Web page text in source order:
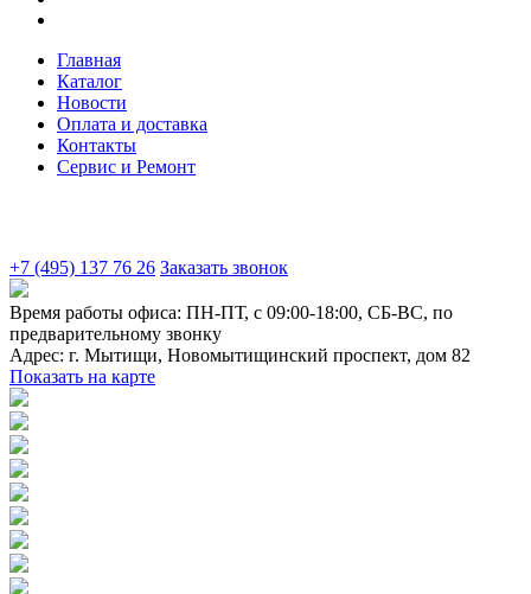
Главная
Каталог
Новости
Оплата и доставка
Контакты
Сервис и Ремонт
+7 (495) 137 76 26 Заказать звонок
Время работы офиса: ПН-ПТ, с 09:00-18:00, СБ-ВС, по
предварительному звонку
Адрес: г. Мытищи, Новомытищинский проспект, дом 82
Показать на карте